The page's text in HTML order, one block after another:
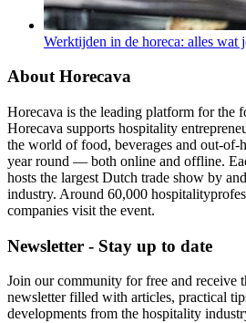
Werktijden in de horeca: alles wat
About Horecava
Horecava is the leading platform for the
Horecava supports hospitality
the world of food, beverages and out-of-
year round — both online and offline.
hosts the largest Dutch trade show by
industry. Around 60,000
companies visit the event.
Newsletter - Stay up to date
Join our community for free and receive
newsletter filled with articles, practical
developments from the hospitality